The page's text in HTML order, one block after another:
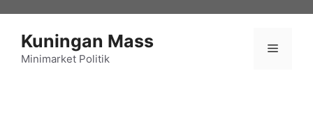
Kuningan Mass
Minimarket Politik
Menu